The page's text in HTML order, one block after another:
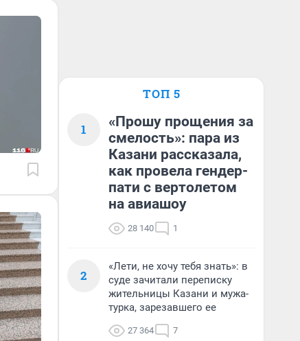
ТОП 5
1
«Прошу прощения за
смелость»: пара из
Казани рассказала,
как провела гендер-
пати с вертолетом
на авиашоу
28 140 1
2
«Лети, не хочу тебя знать»: в
суде зачитали переписку
жительницы Казани и мужа-
турка, зарезавшего ее
27 364 7